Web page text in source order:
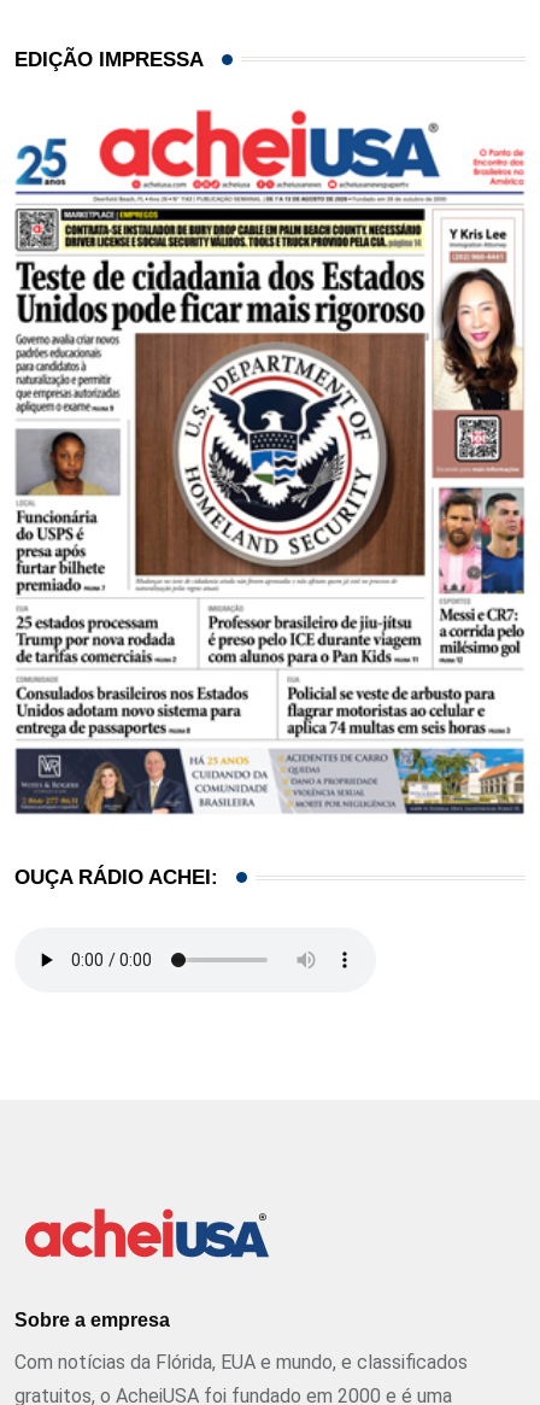
EDIÇÃO IMPRESSA
OUÇA RÁDIO ACHEI:
Sobre a empresa
Com notícias da Flórida, EUA e mundo, e classificados
gratuitos, o AcheiUSA foi fundado em 2000 e é uma